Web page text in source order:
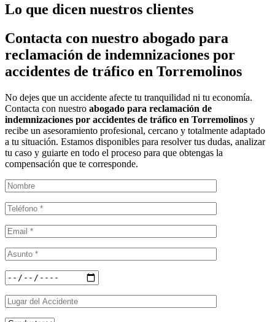
Lo que dicen nuestros clientes
Contacta con nuestro abogado para
reclamación de indemnizaciones por
accidentes de tráfico en Torremolinos
No dejes que un accidente afecte tu tranquilidad ni tu economía.
Contacta con nuestro abogado para reclamación de
indemnizaciones por accidentes de tráfico en Torremolinos y
recibe un asesoramiento profesional, cercano y totalmente adaptado
a tu situación. Estamos disponibles para resolver tus dudas, analizar
tu caso y guiarte en todo el proceso para que obtengas la
compensación que te corresponde.